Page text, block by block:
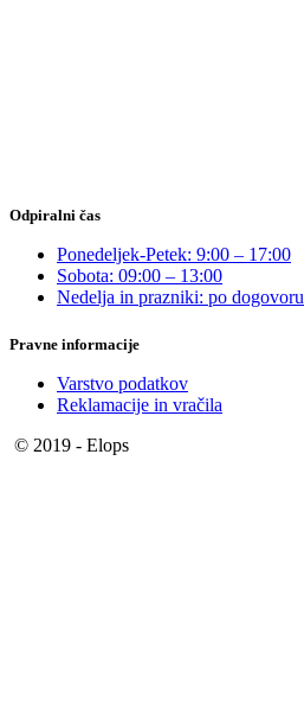
Odpiralni čas
Ponedeljek-Petek: 9:00 – 17:00
Sobota: 09:00 – 13:00
Nedelja in prazniki: po dogovoru
Pravne informacije
Varstvo podatkov
Reklamacije in vračila
© 2019 - Elops